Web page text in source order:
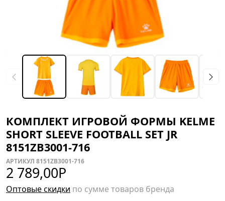
КОМПЛЕКТ ИГРОВОЙ ФОРМЫ KELME
SHORT SLEEVE FOOTBALL SET JR
8151ZB3001-716
АРТИКУЛ 8151ZB3001-716
2 789,00Р
Оптовые скидки по сумме товаров бренда